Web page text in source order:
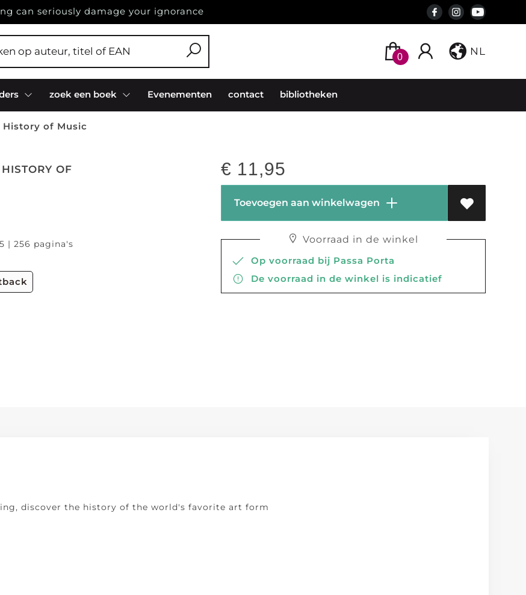
can seriously damage your ignorance
0 NL
zoek een boek Evenementen contact bibliotheken
History of Music
OF
| 256 pagina's
€ 11,95
Toevoegen aan winkelwagen
Voorraad in de winkel
Op voorraad bij Passa Porta
De voorraad in de winkel is indicatief
discover the history of the world's favorite art form